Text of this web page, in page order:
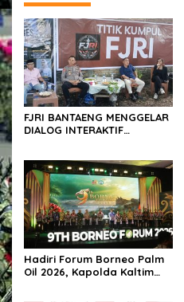
FJRI BANTAENG MENGGELAR
DIALOG INTERAKTIF
Hadiri Forum Borneo Palm
Oil 2026, Kapolda Kaltim